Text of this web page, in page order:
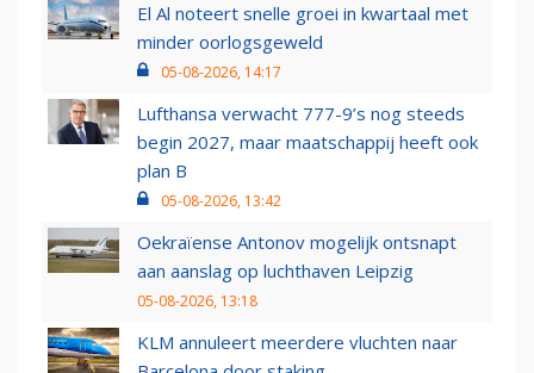
El Al noteert snelle groei in kwartaal met
minder oorlogsgeweld
05-08-2026, 14:17
Lufthansa verwacht 777-9’s nog steeds
begin 2027, maar maatschappij heeft ook
plan B
05-08-2026, 13:42
Oekraïense Antonov mogelijk ontsnapt
aan aanslag op luchthaven Leipzig
05-08-2026, 13:18
KLM annuleert meerdere vluchten naar